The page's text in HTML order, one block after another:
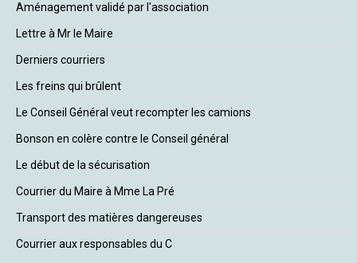
Aménagement validé par l'association
Lettre à Mr le Maire
Derniers courriers
Les freins qui brûlent
Le Conseil Général veut recompter les camions
Bonson en colère contre le Conseil général
Le début de la sécurisation
Courrier du Maire à Mme La Pré
Transport des matières dangereuses
Courrier aux responsables du C